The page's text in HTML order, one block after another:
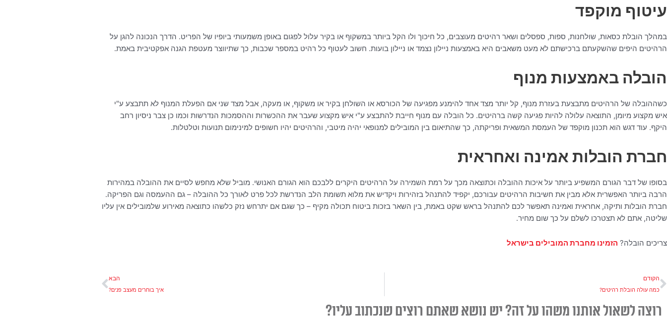
עיטוף מוקפד
במהלך הובלת כסאות, שולחנות, ספות, ספסלים ושאר רהיטים מעוצבים, כל חיכוך ולו הקל ביותר במשקוף או בקיר עלול לפגום באופן משמעותי ביופיו של הפריט. הדרך הנכונה להגן על
הרהיטים היפים שהשקעתם ברכישתם לא מעט משאבים היא באמצעות ניילון נצמד או ניילון בועות. חשוב לעטוף כל רהיט במספר שכבות, כך שתיווצר מעטפת הגנה אפקטיבית באמת.
הובלה באמצעות מנוף
כשההובלה של הרהיטים מתבצעת בעזרת מנוף, קל יותר מצד אחד להימנע מפגיעה של הכורסא או השולחן בקיר או משקוף, או מעקה, אבל מצד שני אם הפעלת המנוף לא תתבצע ע"י
איש מקצוע מיומן, התוצאה עלולה להיות פגיעה קשה ברהיטים. כל הובלה עם מנוף חייבת להתבצע ע"י איש מקצוע שעבר את ההכשרות וההסמכות הנדרשות וכמו כן צבר ניסיון רחב
היקף. עוד דגש הוא תכנון מוקפד של העמסת המשאית ופריקתה, כך שהתיאום בין המובילים למנופאי יהיה מיטבי, והרהיטים יהיו חשופים למינימום תנועות וטלטלות.
חברת הובלות אמינה ואחראית
בסופו של דבר הגורם המשפיע ביותר על איכות ההובלה וכתוצאה מכך על רמת השמירה על הרהיטים היקרים ללבכם הוא הגורם האנושי. מוביל שלא מחפש לסיים את ההובלה במהירות
הרבה ביותר האפשרית אלא מבין את חשיבות הרהיטים עבורכם, יקפיד להתנהל בזהירות ויקדיש את מלוא תשומת הלב הנדרשת לכל פרט לאורך כל ההובלה – גם ההעמסה וגם הפריקה.
חברת הובלות ותיקה, אחראית ואמינה תאפשר לכם להתנהל בראש שקט באמת, בין השאר בזכות ביטוח תכולה מקיף – כך שגם אם יתרחש נזק כלשהו כתוצאה מאירוע שלמובילים אין עליו
שליטה, אתם לא תצטרכו לשלם על כך שום מחיר.
צריכים הובלה? הזמינו מחברת המובילים בישראל
קודם
הקודם
כמה עולה הובלת רהיטים?
הבא
איך בוחרים מעצב פנים?
הבא
רוצה לשאול אותנו משהו על זה? יש נושא שאתם רוצים שנכתוב עליו?